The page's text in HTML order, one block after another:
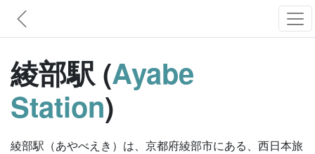
綾部駅 (Ayabe
Station)
綾部駅（あやべえき）は、京都府綾部市にある、西日本旅